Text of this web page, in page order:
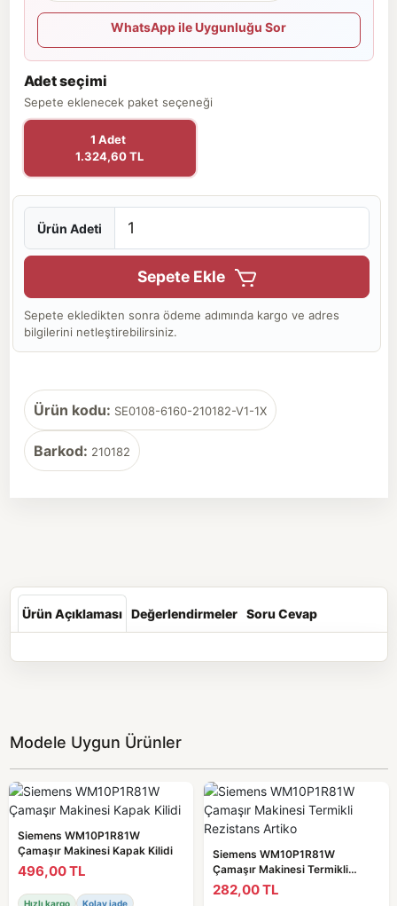
WhatsApp ile Uygunluğu Sor
Adet seçimi
Sepete eklenecek paket seçeneği
1 Adet
1.324,60 TL
Ürün Adeti
Sepete Ekle
Sepete ekledikten sonra ödeme adımında kargo ve adres
bilgilerini netleştirebilirsiniz.
Ürün kodu: SE0108-6160-210182-V1-1X
Barkod: 210182
Ürün Açıklaması Değerlendirmeler Soru Cevap
Modele Uygun Ürünler
Siemens WM10P1R81W
Çamaşır Makinesi Kapak Kilidi
496,00 TL
Hızlı kargo Kolay iade
Siemens WM10P1R81W
Çamaşır Makinesi Termikli
Rezistans Artiko
282,00 TL